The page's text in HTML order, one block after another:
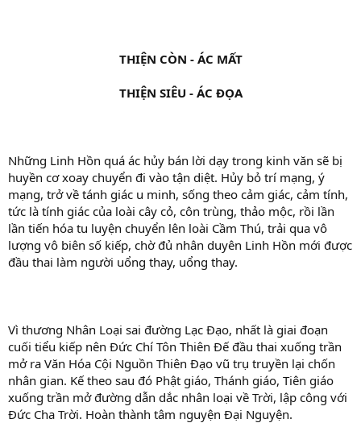
THIỆN CÒN - ÁC MẤT
THIỆN SIÊU - ÁC ĐỌA
Những Linh Hồn quá ác hủy bán lời dạy trong kinh văn sẽ bị
huyền cơ xoay chuyển đi vào tận diệt. Hủy bỏ trí mạng, ý
mạng, trở về tánh giác u minh, sống theo cảm giác, cảm tính,
tức là tính giác của loài cây cỏ, côn trùng, thảo mộc, rồi lần
lần tiến hóa tu luyện chuyển lên loài Cầm Thú, trải qua vô
lượng vô biên số kiếp, chờ đủ nhân duyên Linh Hồn mới được
đầu thai làm người uổng thay, uổng thay.
Vì thương Nhân Loại sai đường Lạc Đạo, nhất là giai đoạn
cuối tiểu kiếp nên Đức Chí Tôn Thiên Đế đầu thai xuống trần
mở ra Văn Hóa Cội Nguồn Thiên Đạo vũ trụ truyền lại chốn
nhân gian. Kế theo sau đó Phật giáo, Thánh giáo, Tiên giáo
xuống trần mở đường dẫn dắc nhân loại về Trời, lập công với
Đức Cha Trời. Hoàn thành tâm nguyện Đại Nguyện.